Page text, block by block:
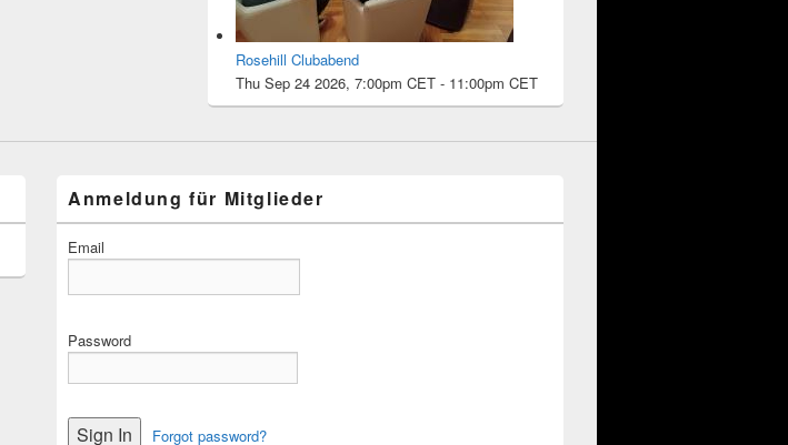
Rosehill Clubabend
Thu Sep 24 2026, 7:00pm CET - 11:00pm CET
Anmeldung für Mitglieder
Email
Password
Forgot password?